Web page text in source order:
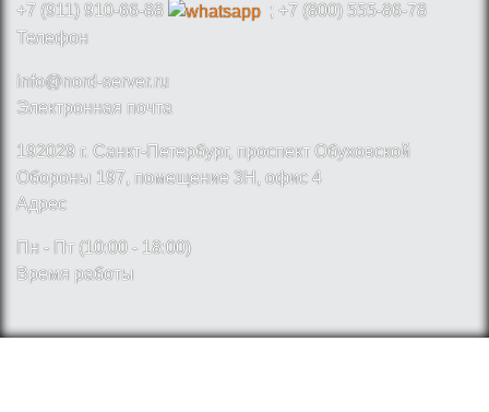
+7 (911) 910-66-88
; +7 (800) 555-86-78
Телефон
info@nord-server.ru
Электронная почта
192029 г. Санкт-Петербург, проспект Обуховской
Обороны 197, помещение 3Н, офис 4
Адрес
Пн - Пт (10:00 - 18:00)
Время работы